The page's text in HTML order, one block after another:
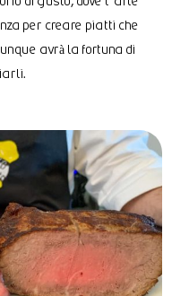
per creare piatti che
avrà la fortuna di